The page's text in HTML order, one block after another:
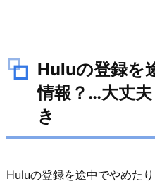
Huluの登録を
情報？…大丈
き
Huluの登録を途中でやめた